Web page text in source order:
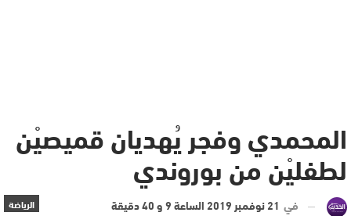
المحمدي وفجر يُهديان قميصيْن
لطفليْن من بوروندي
الرياضة في 21 نوفمبر 2019 الساعة 9 و 40 دقيقة